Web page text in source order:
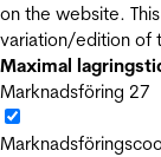
on the website.
variation/edition of
Maximal
Marknadsföring 27